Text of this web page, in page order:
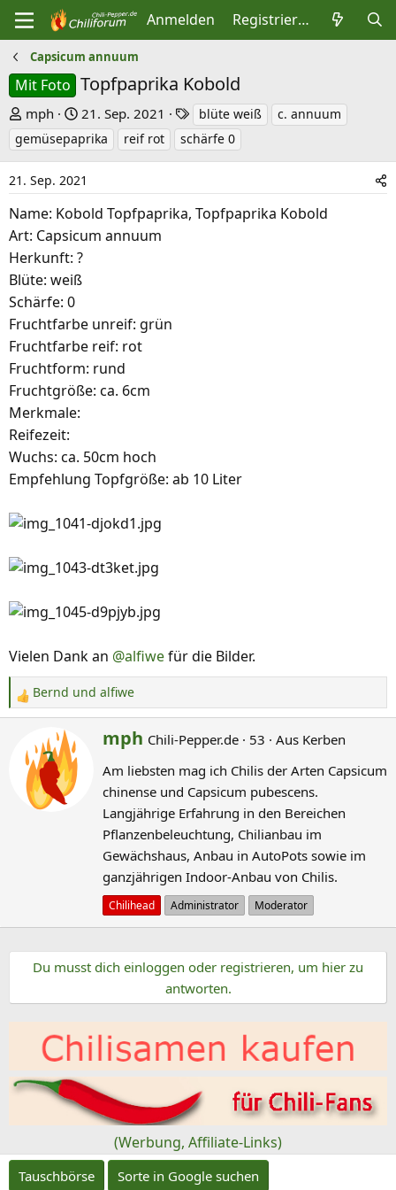
Anmelden Registrieren
Capsicum annuum
Mit Foto Topfpaprika Kobold
E
r
s
e
l
l
e
r
mph
E
r
s
t
e
l
l
t
a
21. Sep. 2021
c
h
a
g
blüte weiß
c. annuum
gemüsepaprika
reif rot schärfe 0
21. Sep. 2021
Name: Kobold Topfpaprika, Topfpaprika Kobold
Art: Capsicum annuum
Herkunft: ?
Blüte: weiß
Schärfe: 0
Fruchtfarbe unreif: grün
Fruchtfarbe reif: rot
Fruchtform: rund
Fruchtgröße: ca. 6cm
Merkmale:
Reifezeit:
Wuchs: ca. 50cm hoch
Empfehlung Topfgröße: ab 10 Liter
Vielen Dank an @alfiwefür die Bilder.
R
e
Bernd und alfiwe
G
s
c
h
r
i
e
b
e
v
mph Chili-Pepper.de · 53 · Aus Kerben
Am liebsten mag ich Chilis der Arten Capsicum
chinense und Capsicum pubescens.
Langjährige Erfahrung in den Bereichen
Pflanzenbeleuchtung, Chilianbau im
Gewächshaus, Anbau in AutoPots sowie im
ganzjährigen Indoor-Anbau von Chilis.
Chilihead Administrator Moderator
Du musst dich einloggen oder registrieren, um hier zu
antworten.
(Werbung, Affiliate-Links)
Tauschbörse Sorte in Google suchen